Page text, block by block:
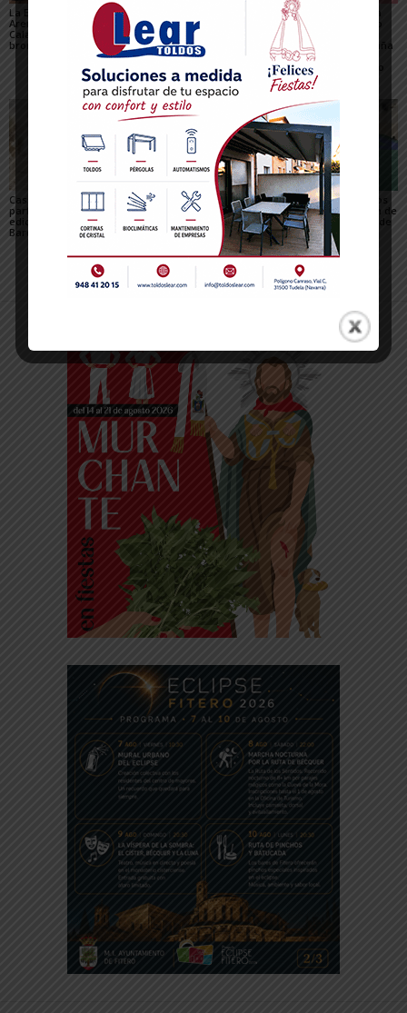
La Escuela del Triatlón
Arenas regresa de
Calahorra con dos
bronces nacionales
el entrenador del C.D.
Tudelano: «Queremos
un equipo que ilusione y
vaya a por los partidos»
El SDR Arenas supera
con éxito el gran reto
organizativo del
Campeonato de España
de Triatlón de Edad
Escolar y del XXV Reto
del...
Casi 800 ciclistas
participaron en la 27ª
edición de la Extreme
Bardenas de Arguedas
El Club de piragüismo
Ebrokayak de Tudela
brilla en el Campeonato
de España de Ríos en el
Tres judocas navarros
del Gimnasio Shogun de
Fitero, en el campus de
judo de Llanes